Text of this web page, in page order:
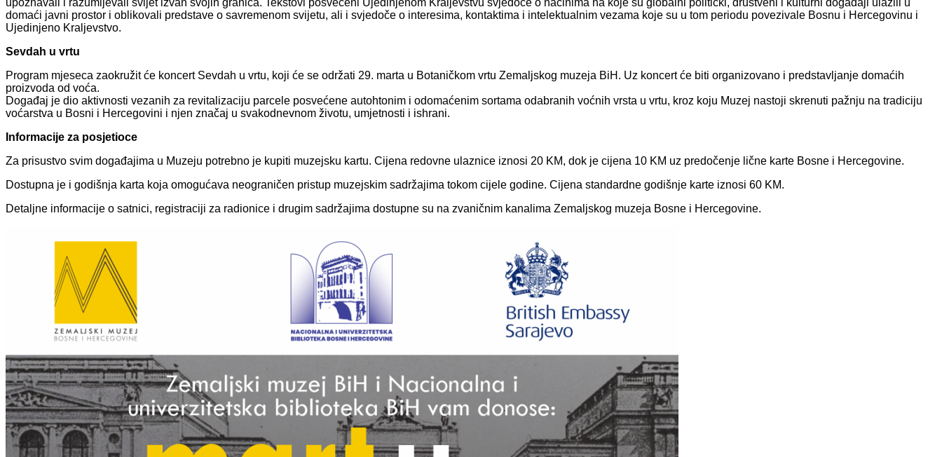
domaći javni prostor i oblikovali predstave o savremenom svijetu, ali i svjedoče o interesima, kontaktima i intelektualnim vezama koje su u tom periodu povezivale Bosnu i Hercegovinu i
Ujedinjeno Kraljevstvo.
Sevdah u vrtu
Program mjeseca zaokružit će koncert Sevdah u vrtu, koji će se održati 29. marta u Botaničkom vrtu Zemaljskog muzeja BiH. Uz koncert će biti organizovano i predstavljanje domaćih
proizvoda od voća.
Događaj je dio aktivnosti vezanih za revitalizaciju parcele posvećene autohtonim i odomaćenim sortama odabranih voćnih vrsta u vrtu, kroz koju Muzej nastoji skrenuti pažnju na tradiciju
voćarstva u Bosni i Hercegovini i njen značaj u svakodnevnom životu, umjetnosti i ishrani.
Informacije za posjetioce
Za prisustvo svim događajima u Muzeju potrebno je kupiti muzejsku kartu. Cijena redovne ulaznice iznosi 20 KM, dok je cijena 10 KM uz predočenje lične karte Bosne i Hercegovine.
Dostupna je i godišnja karta koja omogućava neograničen pristup muzejskim sadržajima tokom cijele godine. Cijena standardne godišnje karte iznosi 60 KM.
Detaljne informacije o satnici, registraciji za radionice i drugim sadržajima dostupne su na zvaničnim kanalima Zemaljskog muzeja Bosne i Hercegovine.